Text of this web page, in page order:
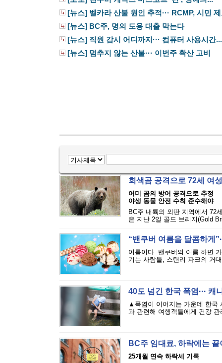
[뉴스] 벨카라 산불 원인 추적··· RCMP, 시민
[뉴스] BC주, 명의 도용 대출 막는다
[뉴스] 직원 감시 어디까지··· 컴퓨터 사용시간...
[뉴스] 멈추지 않는 산불··· 이번주 확산 고비
회색곰 공격으로 72세 여
어미 곰의 방어 공격으로 추정
야생 동물 안전 수칙 준수해야
BC주 내륙의 외딴 지역에서 72
은 지난 2일 골드 브리지(Gold
“밴쿠버 여름을 달콤하게
여름이다. 밴쿠버의 여름 하면
기는 사람들, 스탠리 파크의 거
40도 넘긴 한국 폭염···
▲폭염이 이어지는 가운데 한국
과 관련해 여행객들에게 건강
BC주 임대료, 하락에는
25개월 연속 하락세 기록